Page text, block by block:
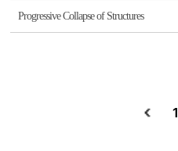
Progressive Collapse of Structures
1